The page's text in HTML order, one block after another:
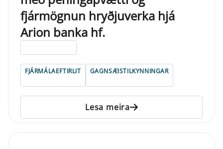
fjármögnun hryðjuverka hjá
Arion banka hf.
FJÁRMÁLAEFTIRLIT GAGNSÆISTILKYNNINGAR
Lesa meira